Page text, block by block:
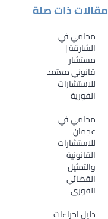
مقالات ذات صلة
محامي في
الشارقة |
مستشار
قانوني معتمد
للاستشارات
الفورية
​محامي في
عجمان
للاستشارات
القانونية
والتمثيل
القضائي
الفوري
دليل اجراءات